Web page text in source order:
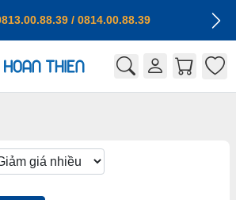
/ 0814.00.88.39